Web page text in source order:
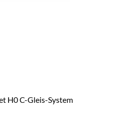
H0 C-Gleis-System